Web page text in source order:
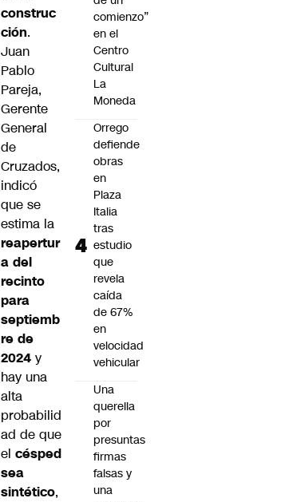
construc
ción.
Juan
Pablo
Pareja,
Gerente
General
de
Cruzados,
indicó
que se
estima la
reapertur
a del
recinto
para
septiemb
re de
2024 y
hay una
alta
probabilid
ad de que
el césped
sea
sintético,
comienzo”
en el
Centro
Cultural
La
Moneda
Orrego
defiende
obras
en
Plaza
Italia
tras
estudio
que
revela
caída
de 67%
en
velocidad
vehicular
Una
querella
por
presuntas
firmas
falsas y
una